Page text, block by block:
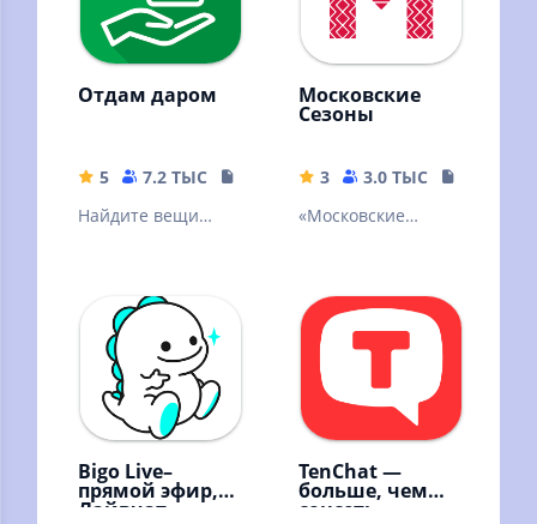
Отдам даром
5 7.2 ТЫС
48.26 MB
Найдите вещи
городе и
поделитесь
своими!
Московские
Сезоны
3 3.0 ТЫС
«Московские
столицы!
Bigo Live–
прямой эфир,
Лайвчат
TenChat —
больше, чем
соцсеть